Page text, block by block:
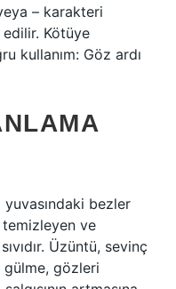
– karakteri
Kötüye
kullanım: Göz ardı
yuvasındaki bezler
temizleyen ve
Üzüntü, sevinç
gözleri